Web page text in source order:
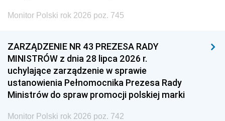
Monitor Polski rok 2026 poz. 745
ZARZĄDZENIE NR 43 PREZESA RADY
MINISTRÓW z dnia 28 lipca 2026 r.
uchylające zarządzenie w sprawie
ustanowienia Pełnomocnika Prezesa Rady
Ministrów do spraw promocji polskiej marki
Monitor Polski rok 2026 poz. 742